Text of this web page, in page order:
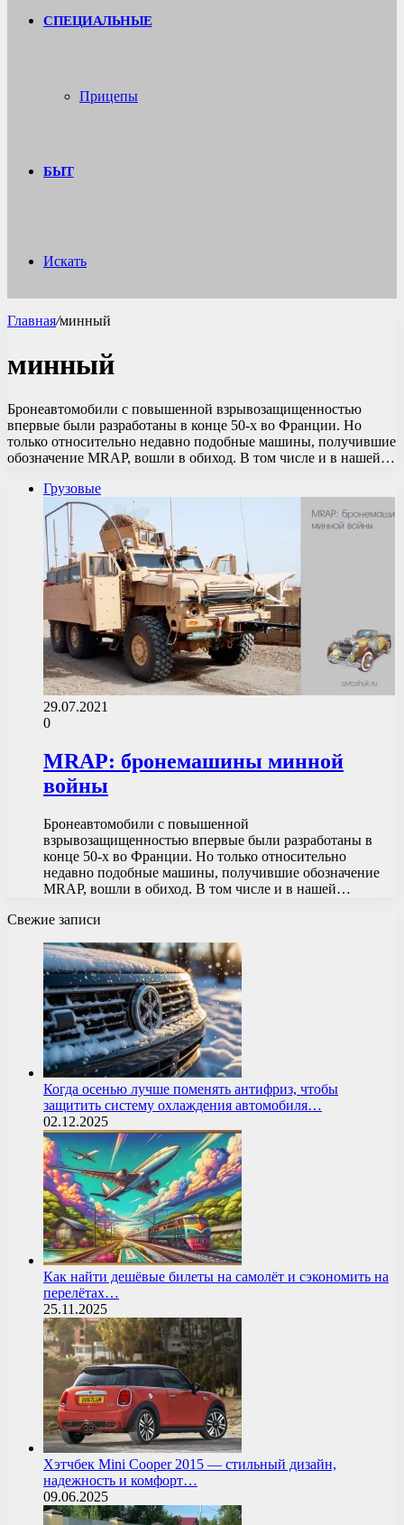
СПЕЦИАЛЬНЫЕ
Прицепы
БЫТ
Искать
Главная/минный
минный
Бронеавтомобили с повышенной взрывозащищенностью
впервые были разработаны в конце 50-х во Франции. Но
только относительно недавно подобные машины, получившие
обозначение MRAP, вошли в обиход. В том числе и в нашей…
Грузовые
29.07.2021
0
MRAP: бронемашины минной
войны
Бронеавтомобили с повышенной
взрывозащищенностью впервые были разработаны в
конце 50-х во Франции. Но только относительно
недавно подобные машины, получившие обозначение
MRAP, вошли в обиход. В том числе и в нашей…
Свежие записи
Когда осенью лучше поменять антифриз, чтобы
защитить систему охлаждения автомобиля…
02.12.2025
Как найти дешёвые билеты на самолёт и сэкономить на
перелётах…
25.11.2025
Хэтчбек Mini Cooper 2015 — стильный дизайн,
надежность и комфорт…
09.06.2025